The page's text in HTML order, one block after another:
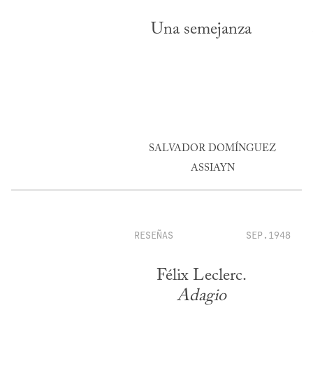
Una semejanza
SALVADOR DOMÍNGUEZ
ASSIAYN
RESEÑAS SEP.1948
Félix Leclerc.
Adagio